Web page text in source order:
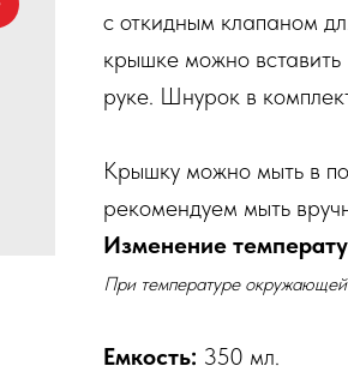
с откидным клапаном
крышке можно
руке. Шнурок в
Крышку можно мыть в
рекомендуем мыть
Изменение
При температуре
Емкость: 350 мл.